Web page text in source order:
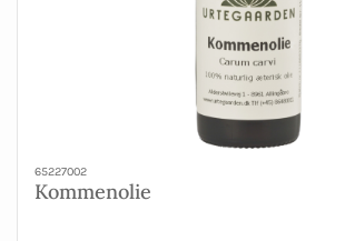
65227002
Kommenolie